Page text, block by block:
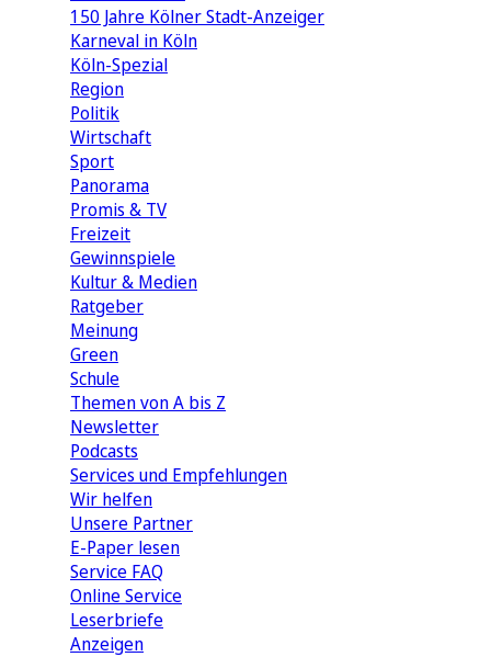
150 Jahre Kölner Stadt-Anzeiger
Karneval in Köln
Köln-Spezial
Region
Politik
Wirtschaft
Sport
Panorama
Promis & TV
Freizeit
Gewinnspiele
Kultur & Medien
Ratgeber
Meinung
Green
Schule
Themen von A bis Z
Newsletter
Podcasts
Services und Empfehlungen
Wir helfen
Unsere Partner
E-Paper lesen
Service FAQ
Online Service
Leserbriefe
Anzeigen